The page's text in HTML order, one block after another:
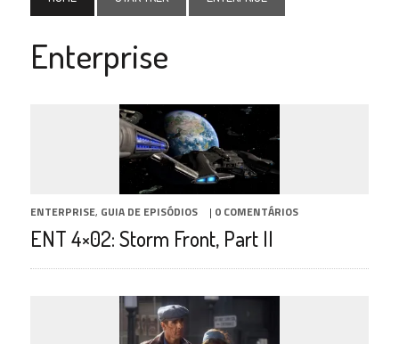
Enterprise
ENTERPRISE, GUIA DE EPISÓDIOS | 0 COMENTÁRIOS
ENT 4×02: Storm Front, Part II